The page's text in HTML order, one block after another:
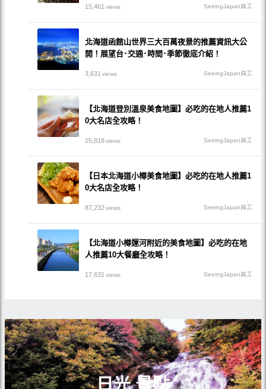
15,461views SeeingJapan員工
北海道函館山世界三大百萬夜景的推薦資訊大公
開！展望台･交通･時間･季節徹底介紹！
3,631views SeeingJapan員工
【北海道登別溫泉美食地圖】必吃的在地人推薦1
0大名店全攻略！
25,818views SeeingJapan員工
【日本北海道小樽美食地圖】必吃的在地人推薦1
0大名店全攻略！
87,232views SeeingJapan員工
【北海道小樽運河附近的美食地圖】必吃的在地
人推薦10大餐廳全攻略！
17,631views SeeingJapan員工
日光 景點